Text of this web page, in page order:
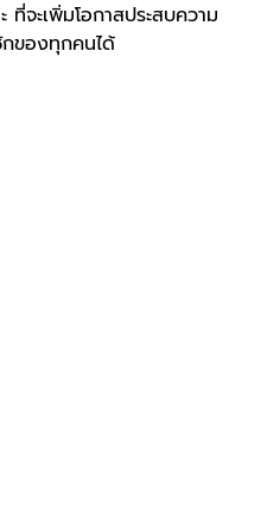
ที่จะเพิ่มโอกาสประสบความ
กของทุกคนได้